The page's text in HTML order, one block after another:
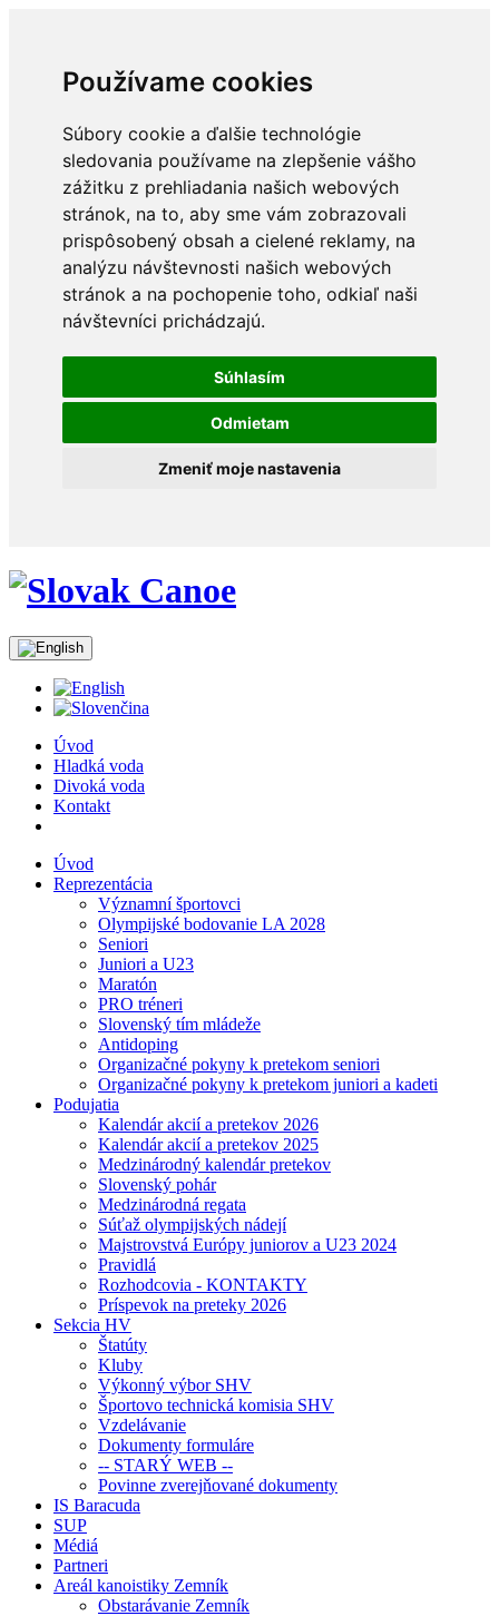
Používame cookies
Súbory cookie a ďalšie technológie
sledovania používame na zlepšenie vášho
zážitku z prehliadania našich webových
stránok, na to, aby sme vám zobrazovali
prispôsobený obsah a cielené reklamy, na
analýzu návštevnosti našich webových
stránok a na pochopenie toho, odkiaľ naši
návštevníci prichádzajú.
Súhlasím
Odmietam
Zmeniť moje nastavenia
Úvod
Hladká voda
Divoká voda
Kontakt
Úvod
Reprezentácia
Významní športovci
Olympijské bodovanie LA 2028
Seniori
Juniori a U23
Maratón
PRO tréneri
Slovenský tím mládeže
Antidoping
Organizačné pokyny k pretekom seniori
Organizačné pokyny k pretekom juniori a kadeti
Podujatia
Kalendár akcií a pretekov 2026
Kalendár akcií a pretekov 2025
Medzinárodný kalendár pretekov
Slovenský pohár
Medzinárodná regata
Súťaž olympijských nádejí
Majstrovstvá Európy juniorov a U23 2024
Pravidlá
Rozhodcovia - KONTAKTY
Príspevok na preteky 2026
Sekcia HV
Štatúty
Kluby
Výkonný výbor SHV
Športovo technická komisia SHV
Vzdelávanie
Dokumenty formuláre
-- STARÝ WEB --
Povinne zverejňované dokumenty
IS Baracuda
SUP
Médiá
Partneri
Areál kanoistiky Zemník
Obstarávanie Zemník